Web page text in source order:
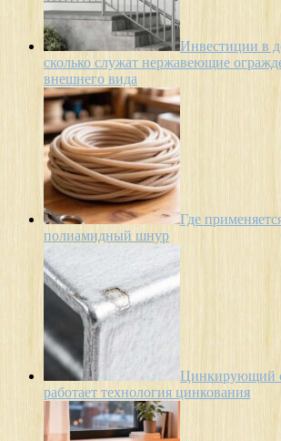
Инвестиции в
сколько служат нержавеющие
внешнего вида
Где
полиамидный шнур
Цинкирующий
работает технология цинкования